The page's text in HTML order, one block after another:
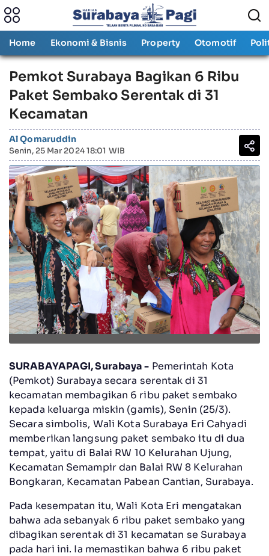
Home Ekonomi & Bisnis Property Otomotif
Pemkot Surabaya Bagikan 6 Ribu
Paket Sembako Serentak di 31
Kecamatan
Al Qomaruddin
Senin, 25 Mar 2024 18:01 WIB
SURABAYAPAGI, Surabaya - Pemerintah Kota
(Pemkot) Surabaya secara serentak di 31
kecamatan membagikan 6 ribu paket sembako
kepada keluarga miskin (gamis), Senin (25/3).
Secara simbolis, Wali Kota Surabaya Eri Cahyadi
memberikan langsung paket sembako itu di dua
tempat, yaitu di Balai RW 10 Kelurahan Ujung,
Kecamatan Semampir dan Balai RW 8 Kelurahan
Bongkaran, Kecamatan Pabean Cantian, Surabaya.
Pada kesempatan itu, Wali Kota Eri mengatakan
bahwa ada sebanyak 6 ribu paket sembako yang
dibagikan serentak di 31 kecamatan se Surabaya
pada hari ini. Ia memastikan bahwa 6 ribu paket